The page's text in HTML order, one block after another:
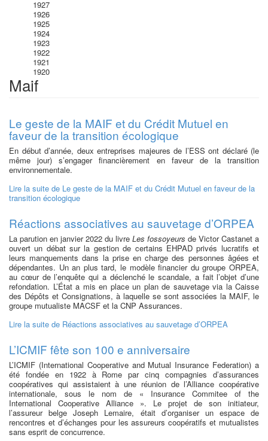
1927
1926
1925
1924
1923
1922
1921
1920
Maif
Le geste de la MAIF et du Crédit Mutuel en
faveur de la transition écologique
En début d’année, deux entreprises majeures de l’ESS ont déclaré (le
même jour) s’engager financièrement en faveur de la transition
environnementale.
Lire la suite de Le geste de la MAIF et du Crédit Mutuel en faveur de la
transition écologique
Réactions associatives au sauvetage d’ORPEA
La parution en janvier 2022 du livre Les fossoyeurs de Victor Castanet a
ouvert un débat sur la gestion de certains EHPAD privés lucratifs et
leurs manquements dans la prise en charge des personnes âgées et
dépendantes. Un an plus tard, le modèle financier du groupe ORPEA,
au cœur de l’enquête qui a déclenché le scandale, a fait l’objet d’une
refondation. L’État a mis en place un plan de sauvetage via la Caisse
des Dépôts et Consignations, à laquelle se sont associées la MAIF, le
groupe mutualiste MACSF et la CNP Assurances.
Lire la suite de Réactions associatives au sauvetage d’ORPEA
L’ICMIF fête son 100 e anniversaire
L’ICMIF (International Cooperative and Mutual Insurance Federation) a
été fondée en 1922 à Rome par cinq compagnies d’assurances
coopératives qui assistaient à une réunion de l’Alliance coopérative
internationale, sous le nom de « Insurance Commitee of the
International Cooperative Alliance ». Le projet de son initiateur,
l’assureur belge Joseph Lemaire, était d’organiser un espace de
rencontres et d’échanges pour les assureurs coopératifs et mutualistes
sans esprit de concurrence.